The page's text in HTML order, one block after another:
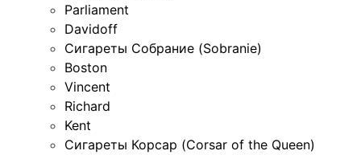
Parliament
Davidoff
Сигареты Собрание (Sobranie)
Boston
Vincent
Richard
Kent
Сигареты Корсар (Corsar of the Queen)